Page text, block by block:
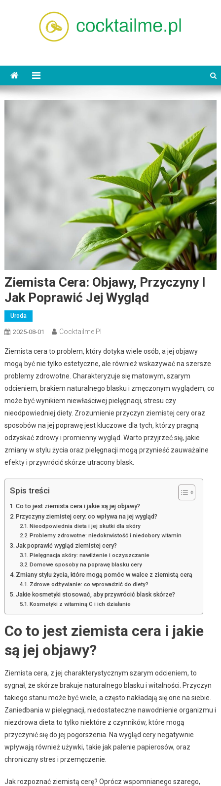
Ziemista Cera: Objawy, Przyczyny I
Jak Poprawić Jej Wygląd
Uroda
2025-08-01 Cocktailme.pl
Ziemista cera to problem, który dotyka wiele osób, a jej objawy
mogą być nie tylko estetyczne, ale również wskazywać na szersze
problemy zdrowotne. Charakteryzuje się matowym, szarym
odcieniem, brakiem naturalnego blasku i zmęczonym wyglądem, co
może być wynikiem niewłaściwej pielęgnacji, stresu czy
nieodpowiedniej diety. Zrozumienie przyczyn ziemistej cery oraz
sposobów na jej poprawę jest kluczowe dla tych, którzy pragną
odzyskać zdrowy i promienny wygląd. Warto przyjrzeć się, jakie
zmiany w stylu życia oraz pielęgnacji mogą przynieść zauważalne
efekty i przywrócić skórze utracony blask.
Spis treści
Co to jest ziemista cera i jakie są jej objawy?
Przyczyny ziemistej cery: co wpływa na jej wygląd?
Nieodpowiednia dieta i jej skutki dla skóry
Problemy zdrowotne: niedokrwistość i niedobory witamin
Jak poprawić wygląd ziemistej cery?
Pielęgnacja skóry: nawilżenie i oczyszczanie
Domowe sposoby na poprawę blasku cery
Zmiany stylu życia, które mogą pomóc w walce z ziemistą cerą
Zdrowe odżywianie: co wprowadzić do diety?
Jakie kosmetyki stosować, aby przywrócić blask skórze?
Kosmetyki z witaminą C i ich działanie
Co to jest ziemista cera i jakie
są jej objawy?
Ziemista cera, z jej charakterystycznym szarym odcieniem, to
sygnał, że skórze brakuje naturalnego blasku i witalności. Przyczyn
takiego stanu może być wiele, a często nakładają się one na siebie.
Zaniedbania w pielęgnacji, niedostateczne nawodnienie organizmu i
niezdrowa dieta to tylko niektóre z czynników, które mogą
przyczynić się do jej pogorszenia. Na wygląd cery negatywnie
wpływają również używki, takie jak palenie papierosów, oraz
chroniczny stres i przemęczenie.
Jak rozpoznać ziemistą cerę? Oprócz wspomnianego szarego,